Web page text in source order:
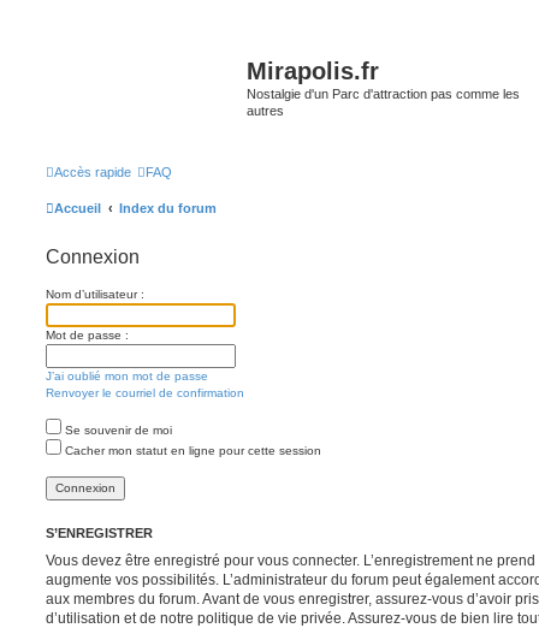
Mirapolis.fr
Nostalgie d'un Parc d'attraction pas comme les
autres
Accès rapide FAQ
Accueil Index du forum
Connexion
Nom d’utilisateur :
Mot de passe :
J’ai oublié mon mot de passe
Renvoyer le courriel de confirmation
Se souvenir de moi
Cacher mon statut en ligne pour cette session
S’ENREGISTRER
Vous devez être enregistré pour vous connecter. L’enregistrement ne
augmente vos possibilités. L’administrateur du forum peut également
aux membres du forum. Avant de vous enregistrer, assurez-vous d’avoir
d’utilisation et de notre politique de vie privée. Assurez-vous de bien lire